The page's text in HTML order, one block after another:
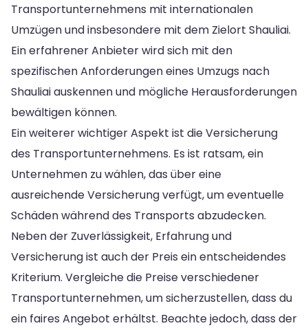
Transportunternehmens mit internationalen
Umzügen und insbesondere mit dem Zielort Shauliai.
Ein erfahrener Anbieter wird sich mit den
spezifischen Anforderungen eines Umzugs nach
Shauliai auskennen und mögliche Herausforderungen
bewältigen können.
Ein weiterer wichtiger Aspekt ist die Versicherung
des Transportunternehmens. Es ist ratsam, ein
Unternehmen zu wählen, das über eine
ausreichende Versicherung verfügt, um eventuelle
Schäden während des Transports abzudecken.
Neben der Zuverlässigkeit, Erfahrung und
Versicherung ist auch der Preis ein entscheidendes
Kriterium. Vergleiche die Preise verschiedener
Transportunternehmen, um sicherzustellen, dass du
ein faires Angebot erhältst. Beachte jedoch, dass der